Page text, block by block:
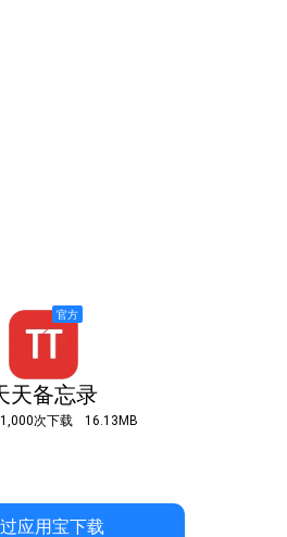
天备忘录
1,000次下载 16.13MB
应用宝下载